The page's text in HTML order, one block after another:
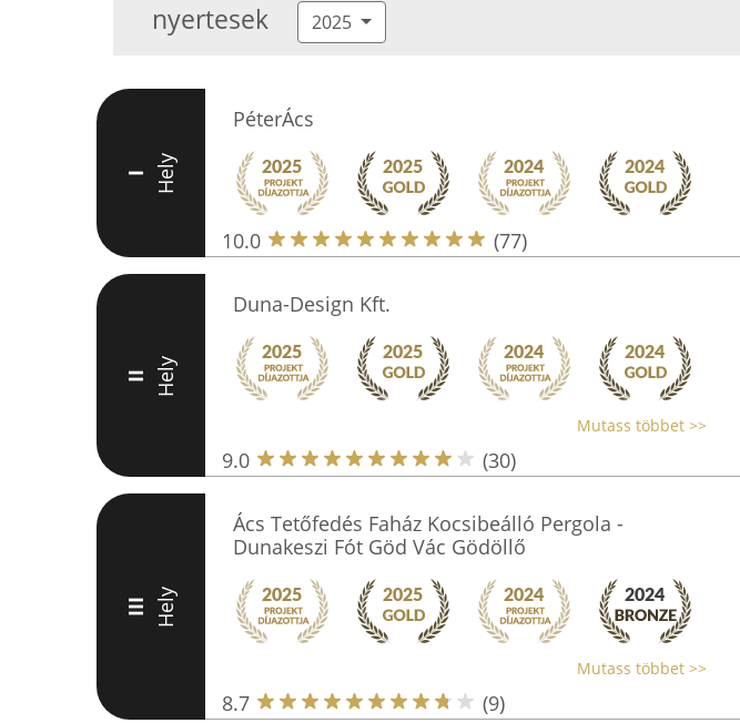
nyertesek 2025
I Hely
PéterÁcs
10.0 (77)
II Hely
Duna-Design Kft.
Mutass többet >>
9.0 (30)
III Hely
Ács Tetőfedés Faház Kocsibeálló Pergola -
Dunakeszi Fót Göd Vác Gödöllő
Mutass többet >>
8.7 (9)